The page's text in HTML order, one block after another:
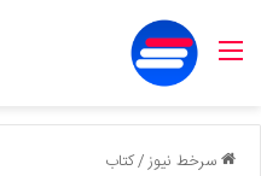
منو
سرخط نیوز/کتاب